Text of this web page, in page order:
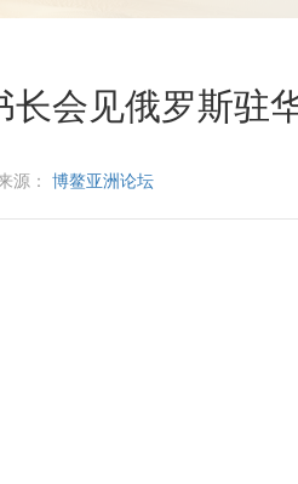
长会见俄罗斯驻
源： 博鳌亚洲论坛